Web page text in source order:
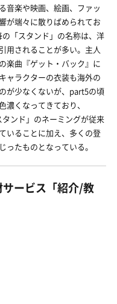
音楽や映画、絵画、ファッ
が端々に散りばめられてお
「スタンド」の名称は、洋
用されることが多い。主人
楽曲『ゲット・バック』に
ャラクターの衣装も海外の
が少なくないが、part5の頃
くなってきており、
ンド」のネーミングが従来
いることに加え、多くの登
たものとなっている。
ービス「紹介/教